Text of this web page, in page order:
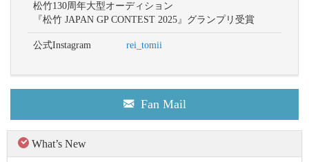
松竹130周年大型オーディション
『松竹 JAPAN GP CONTEST 2025』グランプリ受賞
公式Instagram rei_tomii
Fan Mail
What’s New